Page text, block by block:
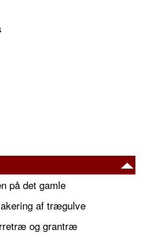
på det gamle
af trægulve
og grantræ